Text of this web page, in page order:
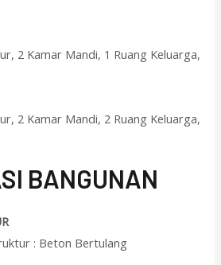
2 Kamar Mandi, 1 Ruang Keluarga,
2 Kamar Mandi, 2 Ruang Keluarga,
BANGUNAN
: Beton Bertulang